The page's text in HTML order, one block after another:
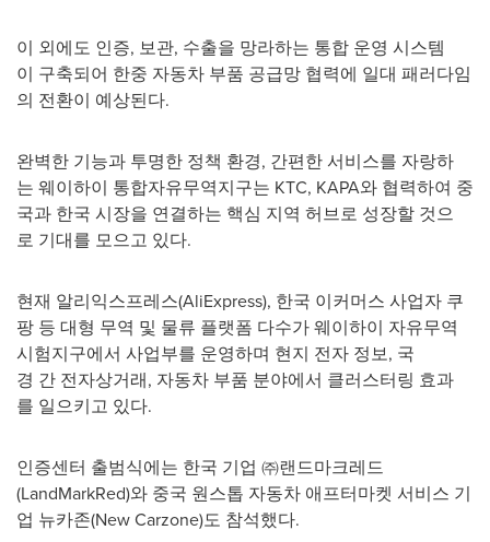
이 외에도 인증, 보관, 수출을 망라하는 통합 운영 시스템
이 구축되어 한중 자동차 부품 공급망 협력에 일대 패러다임
의 전환이 예상된다.
완벽한 기능과 투명한 정책 환경, 간편한 서비스를 자랑하
는 웨이하이 통합자유무역지구는 KTC, KAPA와 협력하여 중
국과 한국 시장을 연결하는 핵심 지역 허브로 성장할 것으
로 기대를 모으고 있다.
현재 알리익스프레스(AliExpress), 한국 이커머스 사업자 쿠
팡 등 대형 무역 및 물류 플랫폼 다수가 웨이하이 자유무역
시험지구에서 사업부를 운영하며 현지 전자 정보, 국
경 간 전자상거래, 자동차 부품 분야에서 클러스터링 효과
를 일으키고 있다.
인증센터 출범식에는 한국 기업 ㈜랜드마크레드
(LandMarkRed)와 중국 원스톱 자동차 애프터마켓 서비스 기
업 뉴카존(New Carzone)도 참석했다.